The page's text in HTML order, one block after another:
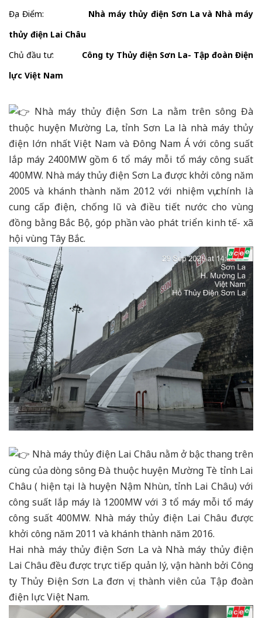
Địa Điểm: Nhà máy thủy điện Sơn La và Nhà máy
thủy điện Lai Châu
Chủ đầu tư: Công ty Thủy điện Sơn La- Tập đoàn Điện
lực Việt Nam
Nhà máy thủy điện Sơn La nằm trên sông Đà
thuộc huyện Mường La, tỉnh Sơn La là nhà máy thủy
điện lớn nhất Việt Nam và Đông Nam Á với công suất
lắp máy 2400MW gồm 6 tổ máy mỗi tổ máy công suất
400MW. Nhà máy thủy điện Sơn La được khởi công năm
2005 và khánh thành năm 2012 với nhiệm vụ chính là
cung cấp điện, chống lũ và điều tiết nước cho vùng
đồng bằng Bắc Bộ, góp phần vào phát triển kinh tế- xã
hội vùng Tây Bắc.
Nhà máy thủy điện Lai Châu nằm ở bậc thang trên
cùng của dòng sông Đà thuộc huyện Mường Tè tỉnh Lai
Châu ( hiện tại là huyện Nậm Nhùn, tỉnh Lai Châu) với
công suất lắp máy là 1200MW với 3 tổ máy mỗi tổ máy
công suất 400MW. Nhà máy thủy điện Lai Châu được
khởi công năm 2011 và khánh thành năm 2016.
Hai nhà máy thủy điện Sơn La và Nhà máy thủy điện
Lai Châu đều được trực tiếp quản lý, vận hành bởi Công
ty Thủy Điện Sơn La đơn vị thành viên của Tập đoàn
điện lực Việt Nam.